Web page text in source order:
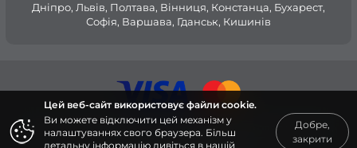
Дніпро, Львів, Полтава, Вінниця, Констанца, Бухарест,
Софія, Варшава, Гданськ, Кишинів
© 2015 — 2026, Інтернет-магазин медичного одягу InWhite.
Цей веб-сайт використовує файли cookie.
Ви можете відключити цей механізм у
налаштуваннях свого браузера. Більш
детальну інформацію дивіться в нашій
Добре,
закрити